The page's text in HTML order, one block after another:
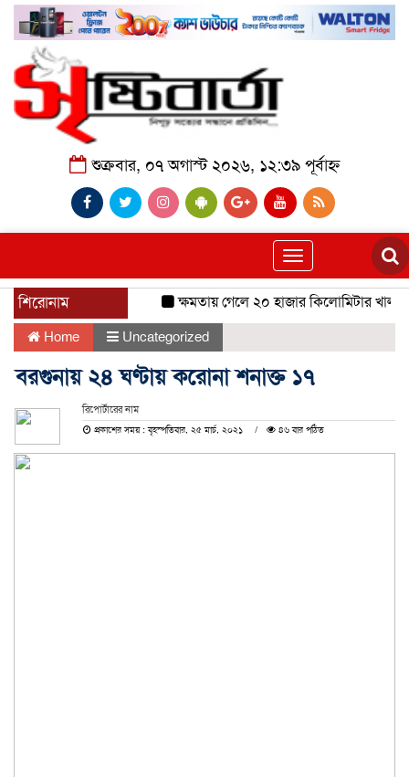
শুক্রবার, ০৭ অগাস্ট ২০২৬, ১২:৩৯ পূর্বাহ্ন
Toggle
navigation
শিরোনাম ক্ষমতায় গেলে ২০ হাজার কিলোমিটার খাল
Home Uncategorized
বরগুনায় ২৪ ঘণ্টায় করোনা শনাক্ত ১৭
রিপোর্টারের নাম
প্রকাশের সময় : বৃহস্পতিবার, ২৫ মার্চ, ২০২১
৪৬ বার পঠিত